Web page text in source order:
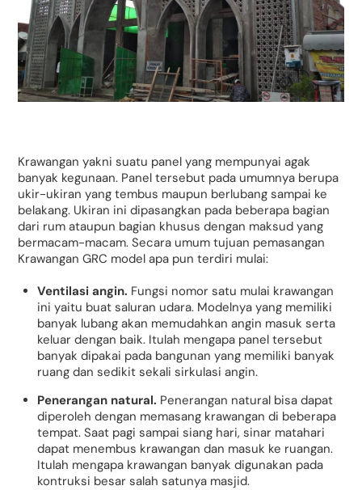
Krawangan yakni suatu panel yang mempunyai agak
banyak kegunaan. Panel tersebut pada umumnya berupa
ukir-ukiran yang tembus maupun berlubang sampai ke
belakang. Ukiran ini dipasangkan pada beberapa bagian
dari rum ataupun bagian khusus dengan maksud yang
bermacam-macam. Secara umum tujuan pemasangan
Krawangan GRC model apa pun terdiri mulai:
Ventilasi angin. Fungsi nomor satu mulai krawangan
ini yaitu buat saluran udara. Modelnya yang memiliki
banyak lubang akan memudahkan angin masuk serta
keluar dengan baik. Itulah mengapa panel tersebut
banyak dipakai pada bangunan yang memiliki banyak
ruang dan sedikit sekali sirkulasi angin.
Penerangan natural. Penerangan natural bisa dapat
diperoleh dengan memasang krawangan di beberapa
tempat. Saat pagi sampai siang hari, sinar matahari
dapat menembus krawangan dan masuk ke ruangan.
Itulah mengapa krawangan banyak digunakan pada
kontruksi besar salah satunya masjid.